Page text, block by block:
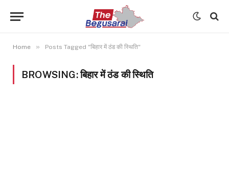
Home » Posts Tagged "बिहार में ठंड की स्थिति"
BROWSING:बिहार में ठंड की स्थिति